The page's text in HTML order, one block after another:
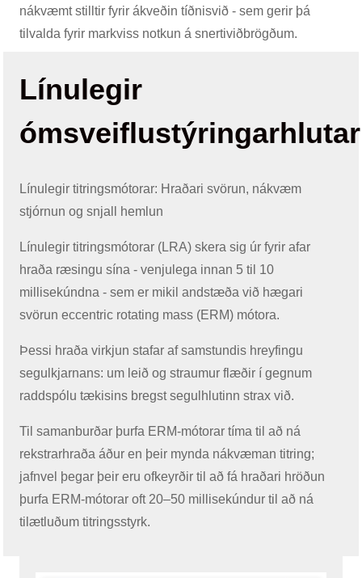
nákvæmt stilltir fyrir ákveðin tíðnisvið - sem gerir þá
tilvalda fyrir markviss notkun á snertiviðbrögðum.
Línulegir
ómsveiflustýringarhlutar
Línulegir titringsmótorar: Hraðari svörun, nákvæm
stjórnun og snjall hemlun
Línulegir titringsmótorar (LRA) skera sig úr fyrir afar
hraða ræsingu sína - venjulega innan 5 til 10
millisekúndna - sem er mikil andstæða við hægari
svörun eccentric rotating mass (ERM) mótora.
Þessi hraða virkjun stafar af samstundis hreyfingu
segulkjarnans: um leið og straumur flæðir í gegnum
raddspólu tækisins bregst segulhlutinn strax við.
Til samanburðar þurfa ERM-mótorar tíma til að ná
rekstrarhraða áður en þeir mynda nákvæman titring;
jafnvel þegar þeir eru ofkeyrðir til að fá hraðari hröðun
þurfa ERM-mótorar oft 20–50 millisekúndur til að ná
tilætluðum titringsstyrk.